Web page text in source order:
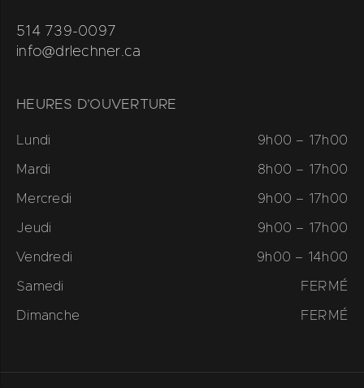
514 739-0097
info@drlechner.ca
HEURES D’OUVERTURE
Lundi 9h00 – 17h00
Mardi 8h00 – 17h00
Mercredi 9h00 – 17h00
Jeudi 9h00 – 17h00
Vendredi 9h00 – 14h00
Samedi FERMÉ
Dimanche FERMÉ